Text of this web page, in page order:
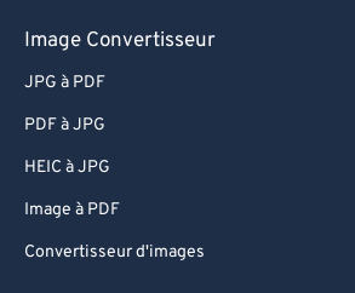
Image Convertisseur
JPG à PDF
PDF à JPG
HEIC à JPG
Image à PDF
Convertisseur d'images